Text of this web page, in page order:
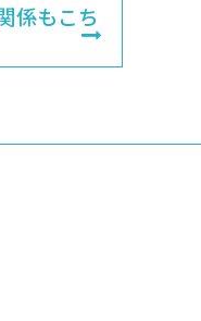
係もこち